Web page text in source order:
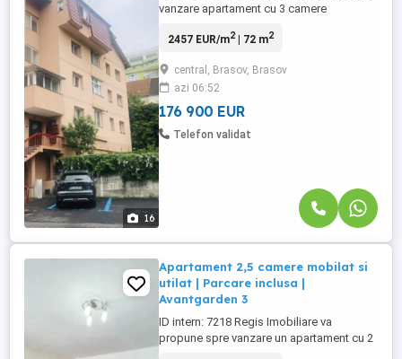
16
vanzare apartament cu 3 camere
Centrul Brasovului in imediata apropiere
Dealul Melcilor - Strada Matei Basarab, in
bloc construit in anul 1986. Locatia este
ideala pentru cei care ...
2457 EUR/m2| 72 m2
central, Brasov, Brasov
azi 06:52
176 900 EUR
Telefon validat
Apartament 2,5 camere mobilat si
utilat | Parcare inclusa |
Avantgarden 3
ID intern: 7218 Regis Imobiliare va
propune spre vanzare un apartament cu 2